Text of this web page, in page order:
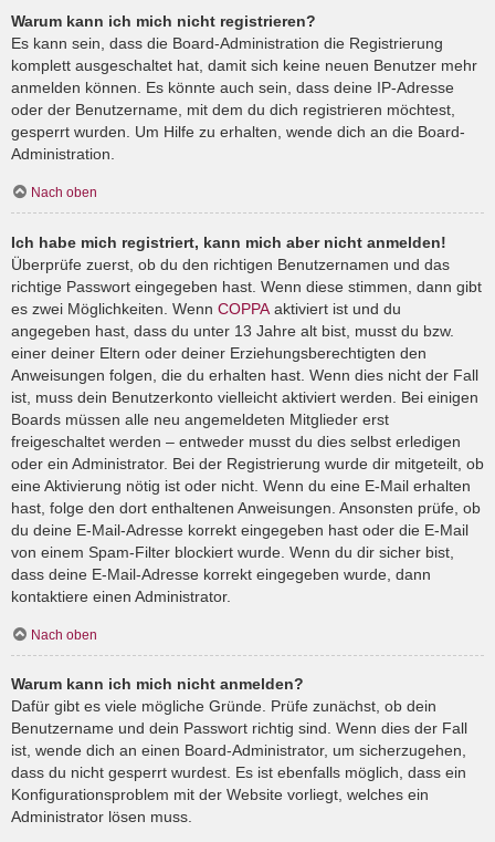
Warum kann ich mich nicht registrieren?
Es kann sein, dass die Board-Administration die Registrierung
komplett ausgeschaltet hat, damit sich keine neuen Benutzer mehr
anmelden können. Es könnte auch sein, dass deine IP-Adresse
oder der Benutzername, mit dem du dich registrieren möchtest,
gesperrt wurden. Um Hilfe zu erhalten, wende dich an die Board-
Administration.
Nach oben
Ich habe mich registriert, kann mich aber nicht anmelden!
Überprüfe zuerst, ob du den richtigen Benutzernamen und das
richtige Passwort eingegeben hast. Wenn diese stimmen, dann gibt
es zwei Möglichkeiten. Wenn COPPA aktiviert ist und du
angegeben hast, dass du unter 13 Jahre alt bist, musst du bzw.
einer deiner Eltern oder deiner Erziehungsberechtigten den
Anweisungen folgen, die du erhalten hast. Wenn dies nicht der Fall
ist, muss dein Benutzerkonto vielleicht aktiviert werden. Bei einigen
Boards müssen alle neu angemeldeten Mitglieder erst
freigeschaltet werden – entweder musst du dies selbst erledigen
oder ein Administrator. Bei der Registrierung wurde dir mitgeteilt, ob
eine Aktivierung nötig ist oder nicht. Wenn du eine E-Mail erhalten
hast, folge den dort enthaltenen Anweisungen. Ansonsten prüfe, ob
du deine E-Mail-Adresse korrekt eingegeben hast oder die E-Mail
von einem Spam-Filter blockiert wurde. Wenn du dir sicher bist,
dass deine E-Mail-Adresse korrekt eingegeben wurde, dann
kontaktiere einen Administrator.
Nach oben
Warum kann ich mich nicht anmelden?
Dafür gibt es viele mögliche Gründe. Prüfe zunächst, ob dein
Benutzername und dein Passwort richtig sind. Wenn dies der Fall
ist, wende dich an einen Board-Administrator, um sicherzugehen,
dass du nicht gesperrt wurdest. Es ist ebenfalls möglich, dass ein
Konfigurationsproblem mit der Website vorliegt, welches ein
Administrator lösen muss.